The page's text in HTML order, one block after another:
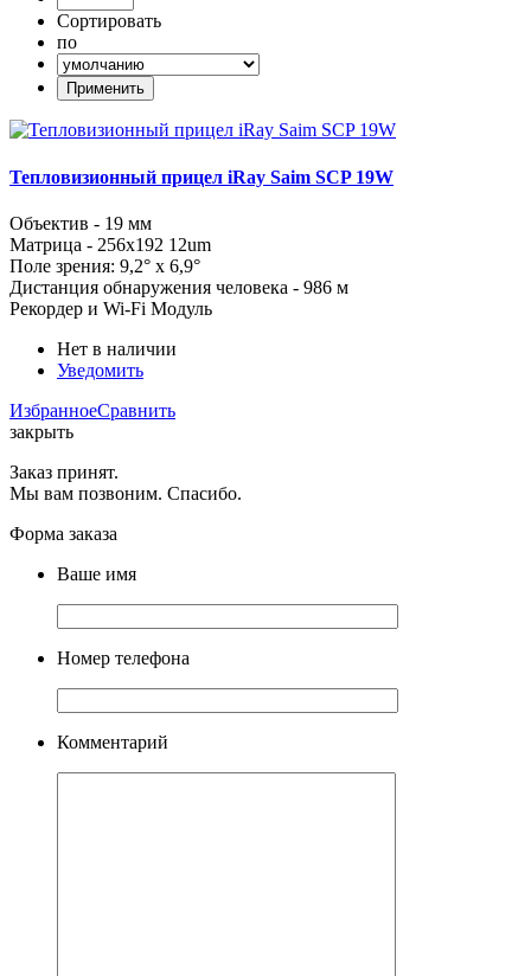
Сортировать
по
Тепловизионный прицел iRay Saim SCP 19W
Объектив - 19 мм
Матрица - 256x192 12um
Поле зрения: 9,2° x 6,9°
Дистанция обнаружения человека - 986 м
Рекордер и Wi-Fi Модуль
Нет в наличии
Уведомить
ИзбранноеСравнить
закрыть
Заказ принят.
Мы вам позвоним. Спасибо.
Форма заказа
Ваше имя
Номер телефона
Комментарий